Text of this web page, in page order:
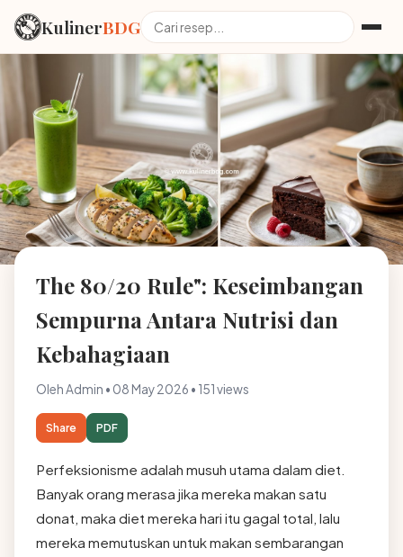
KulinerBDG
The 80/20 Rule": Keseimbangan
Sempurna Antara Nutrisi dan
Kebahagiaan
Oleh Admin • 08 May 2026 • 151 views
Share PDF
Perfeksionisme adalah musuh utama dalam diet.
Banyak orang merasa jika mereka makan satu
donat, maka diet mereka hari itu gagal total, lalu
mereka memutuskan untuk makan sembarangan